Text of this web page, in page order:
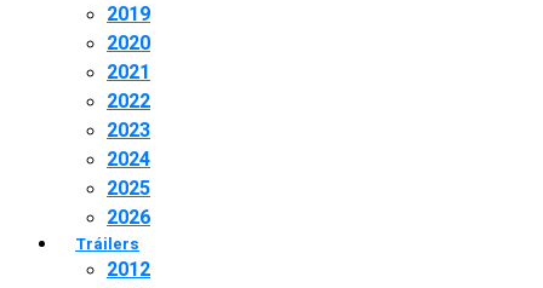
2019
2020
2021
2022
2023
2024
2025
2026
Tráilers
2012